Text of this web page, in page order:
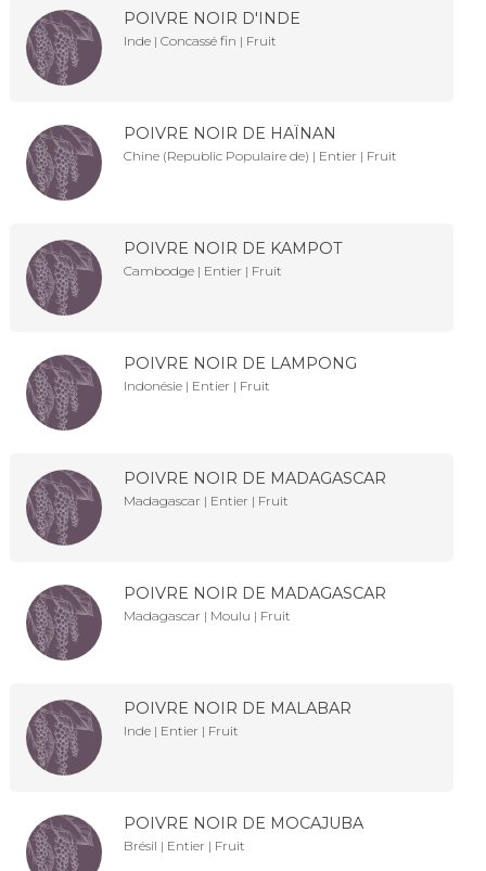
POIVRE NOIR D'INDE
Inde | Concassé fin | Fruit
POIVRE NOIR DE HAÏNAN
Chine (Republic Populaire de) | Entier | Fruit
POIVRE NOIR DE KAMPOT
Cambodge | Entier | Fruit
POIVRE NOIR DE LAMPONG
Indonésie | Entier | Fruit
POIVRE NOIR DE MADAGASCAR
Madagascar | Entier | Fruit
POIVRE NOIR DE MADAGASCAR
Madagascar | Moulu | Fruit
POIVRE NOIR DE MALABAR
Inde | Entier | Fruit
POIVRE NOIR DE MOCAJUBA
Brésil | Entier | Fruit